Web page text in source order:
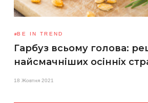
BE IN TREND
Гарбуз всьому голова:
найсмачніших осінніх
18 Жовтня 2021